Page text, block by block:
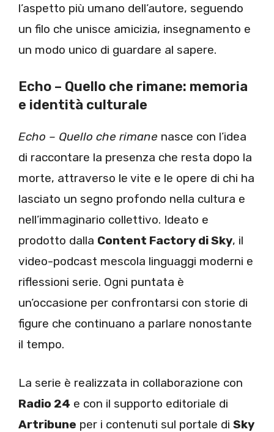
l’aspetto più umano dell’autore, seguendo
un filo che unisce amicizia, insegnamento e
un modo unico di guardare al sapere.
Echo – Quello che rimane: memoria
e identità culturale
Echo – Quello che rimane nasce con l’idea
di raccontare la presenza che resta dopo la
morte, attraverso le vite e le opere di chi ha
lasciato un segno profondo nella cultura e
nell’immaginario collettivo. Ideato e
prodotto dalla Content Factory di Sky, il
video-podcast mescola linguaggi moderni e
riflessioni serie. Ogni puntata è
un’occasione per confrontarsi con storie di
figure che continuano a parlare nonostante
il tempo.
La serie è realizzata in collaborazione con
Radio 24 e con il supporto editoriale di
Artribune per i contenuti sul portale di Sky